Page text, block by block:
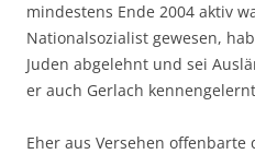
mindestens Ende 2004 aktiv
Nationalsozialist gewesen,
Juden abgelehnt und sei
er auch Gerlach
Eher aus Versehen offenbarte